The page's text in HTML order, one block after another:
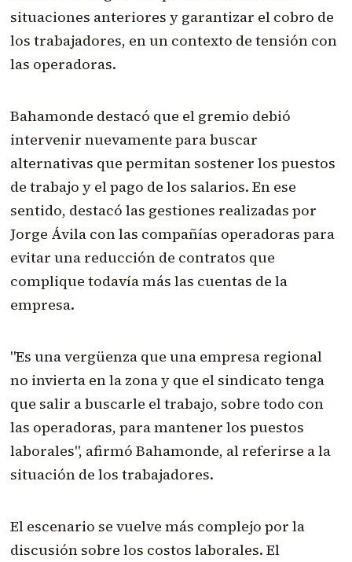
situaciones anteriores y garantizar el cobro de
los trabajadores, en un contexto de tensión con
las operadoras.
Bahamonde destacó que el gremio debió
intervenir nuevamente para buscar
alternativas que permitan sostener los puestos
de trabajo y el pago de los salarios. En ese
sentido, destacó las gestiones realizadas por
Jorge Ávila con las compañías operadoras para
evitar una reducción de contratos que
complique todavía más las cuentas de la
empresa.
"Es una vergüenza que una empresa regional
no invierta en la zona y que el sindicato tenga
que salir a buscarle el trabajo, sobre todo con
las operadoras, para mantener los puestos
laborales", afirmó Bahamonde, al referirse a la
situación de los trabajadores.
El escenario se vuelve más complejo por la
discusión sobre los costos laborales. El